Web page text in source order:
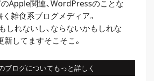
Apple関連、WordPressのことな
く雑食系ブログメディア。
しれないし、ならないかもしれな
新してますそこそこ。
ブログについてもっと詳しく